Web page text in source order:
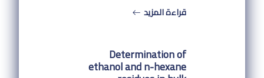
قراءة المزيد
Determination of
ethanol and n-hexane